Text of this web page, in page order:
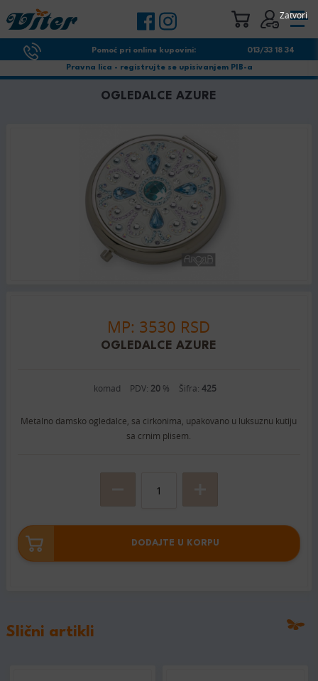
Pomoć pri online kupovini: 013/33 18 34
Pravna lica - registrujte se upisivanjem PIB-a
OGLEDALCE AZURE
MP: 3530 RSD
OGLEDALCE AZURE
komad PDV: 20 % Šifra:425
Metalno damsko ogledalce, sa cirkonima, upakovano u luksuznu kutiju
sa crnim plisem.
DODAJTE U KORPU
Slični artikli
Zatvori